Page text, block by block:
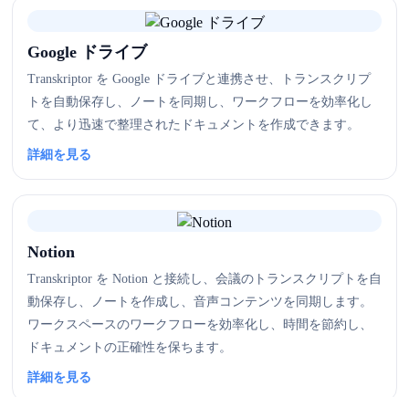
Google ドライブ
Transkriptor を Google ドライブと連携させ、トランスクリプ
トを自動保存し、ノートを同期し、ワークフローを効率化し
て、より迅速で整理されたドキュメントを作成できます。
詳細を見る
Notion
Transkriptor を Notion と接続し、会議のトランスクリプトを自
動保存し、ノートを作成し、音声コンテンツを同期します。
ワークスペースのワークフローを効率化し、時間を節約し、
ドキュメントの正確性を保ちます。
詳細を見る